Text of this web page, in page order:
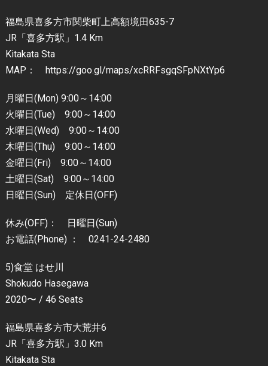
福島県喜多方市関柴町上高額境田635-7
JR「喜多方駅」1.4 Km
Kitakata Sta
MAP： https://goo.gl/maps/xcRRFsgqSFpNXtYp6
月曜日(Mon) 9:00～14:00
火曜日(Tue) 9:00～14:00
水曜日(Wed) 9:00～14:00
木曜日(Thu) 9:00～14:00
金曜日(Fri) 9:00～14:00
土曜日(Sat) 9:00～14:00
日曜日(Sun) 定休日(OFF)
休み(OFF)： 日曜日(Sun)
お電話(Phone) ： 0241-24-2480
5)食堂 はせ川
Shokudo Hasegawa
2020〜 / 46 Seats
福島県喜多方市大荒井6
JR「喜多方駅」3.0 Km
Kitakata Sta